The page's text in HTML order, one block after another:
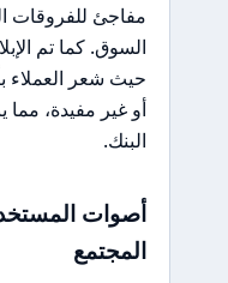
مفاجئ للفروقات
السوق. كما تم
حيث شعر العملاء
أو غير مفيدة، مما
البنك.
أصوات
المجتمع